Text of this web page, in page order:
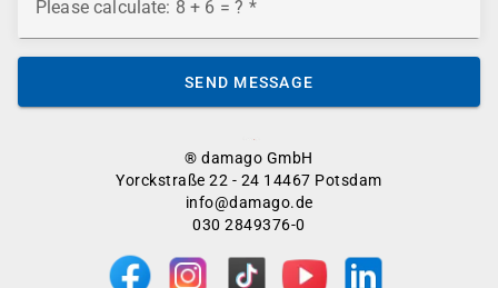
® damago GmbH
Yorckstraße 22 - 24 14467 Potsdam
info@damago.de
030 2849376-0
Please calculate: 8 + 6 = ?
SEND MESSAGE